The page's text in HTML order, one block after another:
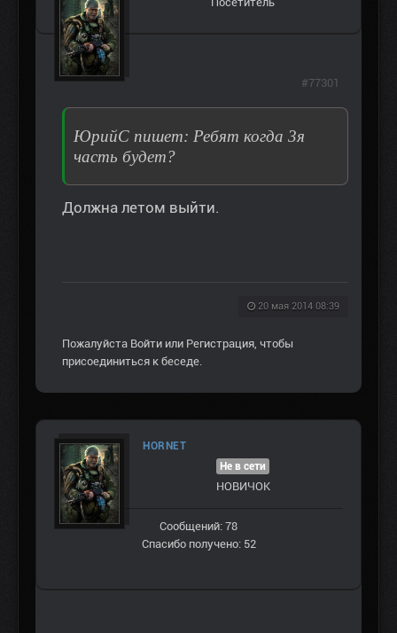
ЮрийС пишет: Ребят когда 3я
часть будет?
Должна летом выйти.
20 мая 2014 08:39
#77301
Пожалуйста Войти или Регистрация, чтобы
присоединиться к беседе.
HORNET
Не в сети
НОВИЧОК
Сообщений: 78
Спасибо получено: 52